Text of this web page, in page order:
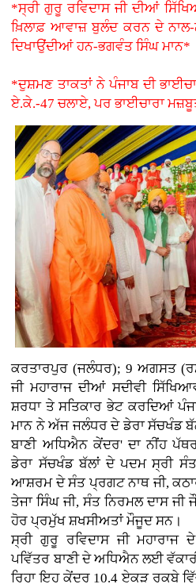
*ਸ੍ਰੀ ਗੁਰੂ ਰਵਿਦਾਸ ਜੀ ਦੀਆਂ
ਖ਼ਿਲਾਫ਼ ਆਵਾਜ਼ ਬੁਲੰਦ ਕਰਨ ਦੇ ਨਾਲ-
ਦਿਖਾਉਂਦੀਆਂ ਹਨ-ਭਗਵੰਤ ਸਿੰਘ ਮਾਨ*
*ਦੁਸ਼ਮਣ ਤਾਕਤਾਂ ਨੇ ਪੰਜਾਬ ਦੀ
ਏ.ਕੇ.-47 ਚਲਾਏ, ਪਰ ਭਾਈਚਾਰਾ
ਕਰਤਾਰਪੁਰ (ਜਲੰਧਰ); 9 ਅਗਸਤ
ਜੀ ਮਹਾਰਾਜ ਦੀਆਂ ਸਦੀਵੀ
ਸ਼ਰਧਾ ਤੇ ਸਤਿਕਾਰ ਭੇਟ ਕਰਦਿਆਂ
ਮਾਨ ਨੇ ਅੱਜ ਜਲੰਧਰ ਦੇ ਡੇਰਾ ਸੱਚਖੰਡ
ਬਾਣੀ ਅਧਿਐਨ ਕੇਂਦਰ' ਦਾ ਨੀਂਹ
ਡੇਰਾ ਸੱਚਖੰਡ ਬੱਲਾਂ ਦੇ ਪਦਮ ਸ੍ਰੀ ਸੰਤ
ਆਸ਼ਰਮ ਦੇ ਸੰਤ ਪ੍ਰਗਟ ਨਾਥ ਜੀ,
ਤੇਜਾ ਸਿੰਘ ਜੀ, ਸੰਤ ਨਿਰਮਲ ਦਾਸ
ਹੋਰ ਪ੍ਰਮੁੱਖ ਸ਼ਖਸੀਅਤਾਂ ਮੌਜੂਦ ਸਨ।
ਸ੍ਰੀ ਗੁਰੂ ਰਵਿਦਾਸ ਜੀ
ਪਵਿੱਤਰ ਬਾਣੀ ਦੇ ਅਧਿਐਨ ਲਈ
ਰਿਹਾ ਇਹ ਕੇਂਦਰ 10.4 ਏਕੜ ਰਕਬੇ